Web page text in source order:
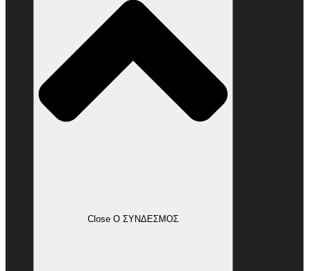
Close Ο ΣΥΝΔΕΣΜΟΣ